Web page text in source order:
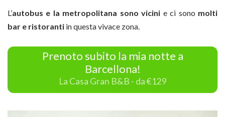
L’autobus e la metropolitana sono vicini e ci sono molti
bar e ristoranti in questa vivace zona.
Prenoto subito la mia notte a
Barcellona!
La Casa Gran B&B - da €129